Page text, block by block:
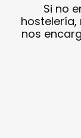
Si no
nos